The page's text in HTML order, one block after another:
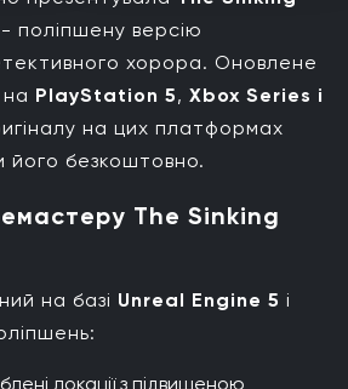
- поліпшену версію
хорора. Оновлене
PlayStation 5, Xbox Series і
на цих платформах
його безкоштовно.
The Sinking
на базі Unreal Engine 5 і
локації з підвищеною